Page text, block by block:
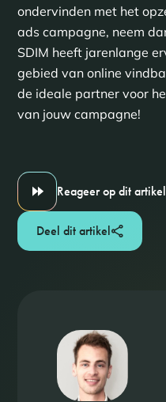
ondervinden met het
ads campagne, neem
SDIM heeft jarenlange
gebied van online
de ideale partner voor
van jouw campagne!
Reageer op dit artikel
Deel dit artikel